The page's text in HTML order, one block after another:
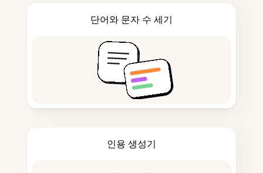
단어와 문자 수 세기
인용 생성기